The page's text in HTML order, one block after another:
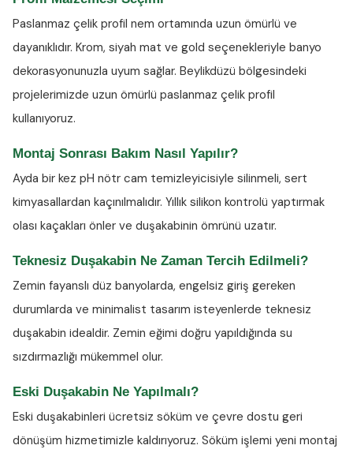
Paslanmaz çelik profil nem ortamında uzun ömürlü ve
dayanıklıdır. Krom, siyah mat ve gold seçenekleriyle banyo
dekorasyonunuzla uyum sağlar. Beylikdüzü bölgesindeki
projelerimizde uzun ömürlü paslanmaz çelik profil
kullanıyoruz.
Montaj Sonrası Bakım Nasıl Yapılır?
Ayda bir kez pH nötr cam temizleyicisiyle silinmeli, sert
kimyasallardan kaçınılmalıdır. Yıllık silikon kontrolü yaptırmak
olası kaçakları önler ve duşakabinin ömrünü uzatır.
Teknesiz Duşakabin Ne Zaman Tercih Edilmeli?
Zemin fayanslı düz banyolarda, engelsiz giriş gereken
durumlarda ve minimalist tasarım isteyenlerde teknesiz
duşakabin idealdir. Zemin eğimi doğru yapıldığında su
sızdırmazlığı mükemmel olur.
Eski Duşakabin Ne Yapılmalı?
Eski duşakabinleri ücretsiz söküm ve çevre dostu geri
dönüşüm hizmetimizle kaldırıyoruz. Söküm işlemi yeni montaj